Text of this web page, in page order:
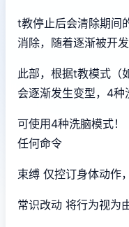
t教停止后会清除期间
消除，随着逐渐被开
此部，根据t教模式（
会逐渐发生变型，4种
可使用4种洗脑模式
任何命令
束缚 仅控订身体动作
常识改动 将行为视为